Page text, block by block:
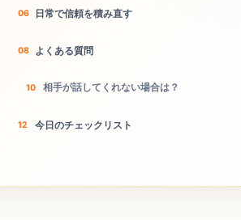
日常で信頼を積み直す
よくある質問
相手が話してくれない場合は？
今日のチェックリスト